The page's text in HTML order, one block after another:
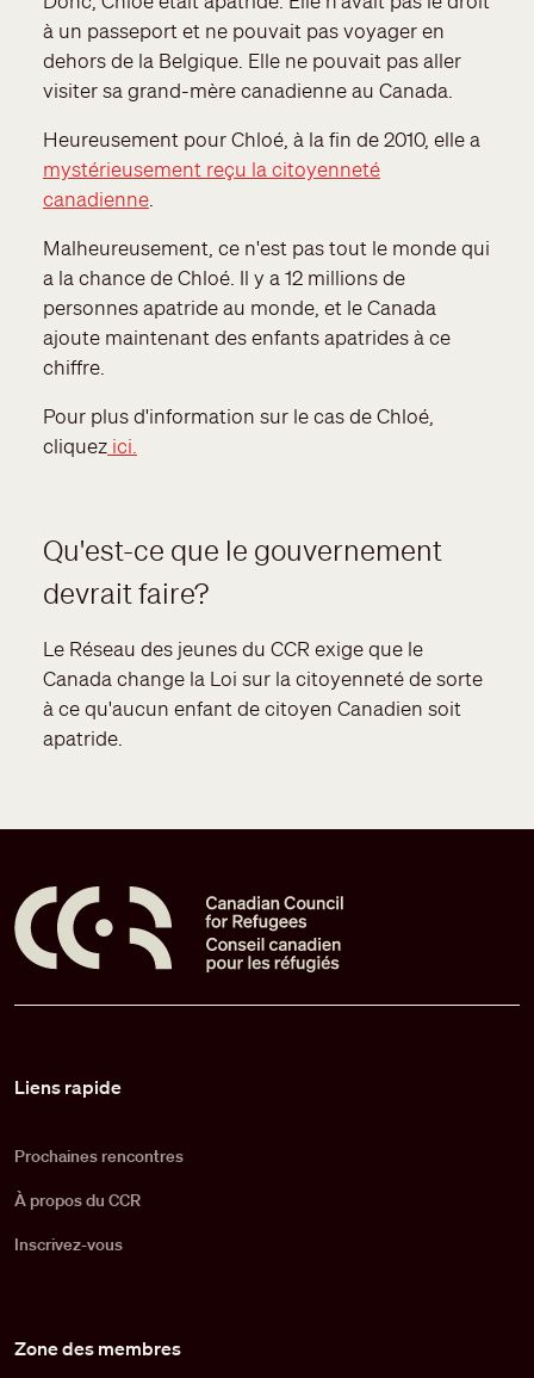
à un passeport et ne pouvait pas voyager en
dehors de la Belgique. Elle ne pouvait pas aller
visiter sa grand-mère canadienne au Canada.
Heureusement pour Chloé, à la fin de 2010, elle a
mystérieusement reçu la citoyenneté
canadienne.
Malheureusement, ce n'est pas tout le monde qui
a la chance de Chloé. Il y a 12 millions de
personnes apatride au monde, et le Canada
ajoute maintenant des enfants apatrides à ce
chiffre.
Pour plus d'information sur le cas de Chloé,
cliquez ici.
Qu'est-ce que le gouvernement
devrait faire?
Le Réseau des jeunes du CCR exige que le
Canada change la Loi sur la citoyenneté de sorte
à ce qu'aucun enfant de citoyen Canadien soit
apatride.
Liens rapide
Prochaines rencontres
À propos du CCR
Inscrivez-vous
Zone des membres